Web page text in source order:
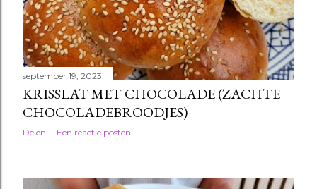
september 19, 2023
KRISSLAT MET CHOCOLADE (ZACHTE
CHOCOLADEBROODJES)
Delen Een reactie posten